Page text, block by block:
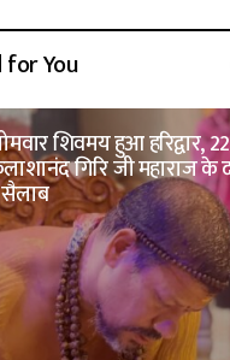
You
शिवमय हुआ हरिद्वार,
गिरि जी महाराज के